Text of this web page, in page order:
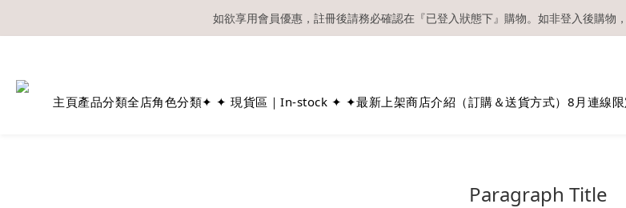
【現貨區】內款式均為在港現貨，現貨區以外的所有
如欲享用會員優惠，註冊後請務必確認在『已登入狀態下』購物。如非登入後購物
溫馨提示：所有順豐快遞／本地及國際郵遞寄出後，本店只會以電郵
主頁產品分類全店角色分類✦ ✦ 現貨區｜In-stock ✦ ✦最新上架商店介紹（訂購＆送貨方式） 8月連線
Paragraph Title